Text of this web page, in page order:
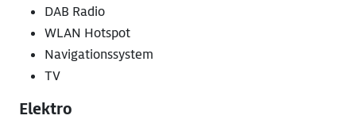
DAB Radio
WLAN Hotspot
Navigationssystem
TV
Elektro